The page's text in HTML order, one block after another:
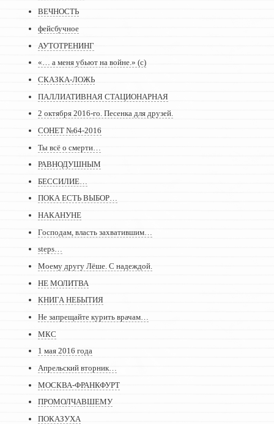
ВЕЧНОСТЬ
фейсбучное
АУТОТРЕНИНГ
«… а меня убьют на войне.» (с)
СКАЗКА-ЛОЖЬ
ПАЛЛИАТИВНАЯ СТАЦИОНАРНАЯ
2 октября 2016-го. Песенка для друзей.
СОНЕТ №64-2016
Ты всё о смерти…
РАВНОДУШНЫМ
БЕССИЛИЕ…
ПОКА ЕСТЬ ВЫБОР…
НАКАНУНЕ
Господам, власть захватившим…
steps…
Моему другу Лёше. С надеждой.
НЕ МОЛИТВА
КНИГА НЕБЫТИЯ
Не запрещайте курить врачам…
МКС
1 мая 2016 года
Апрельский вторник…
МОСКВА-ФРАНКФУРТ
ПРОМОЛЧАВШЕМУ
ПОКАЗУХА